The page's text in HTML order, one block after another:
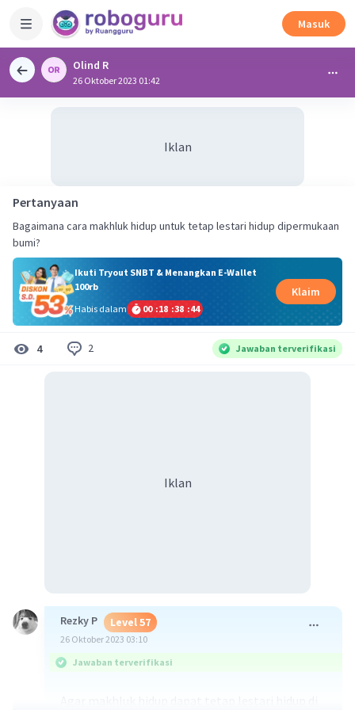
Masuk
Olind R
26 Oktober 2023 01:42
Iklan
Pertanyaan
Bagaimana cara makhluk hidup untuk tetap lestari hidup dipermukaan
bumi?
Ikuti Tryout SNBT & Menangkan E-Wallet
100rb
Habis dalam
00 :18 :38 :43
Klaim
4 2 Jawaban terverifikasi
Iklan
Rezky P Level 57
26 Oktober 2023 03:10
Jawaban terverifikasi